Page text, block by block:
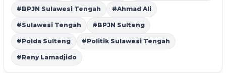
#BPJN Sulawesi Tengah #Ahmad Ali
#Sulawesi Tengah #BPJN Sulteng
#Polda Sulteng #Politik Sulawesi Tengah
#Reny Lamadjido